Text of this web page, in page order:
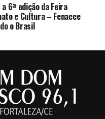
6ª edição da Feira
e Cultura – Fenacce
o Brasil